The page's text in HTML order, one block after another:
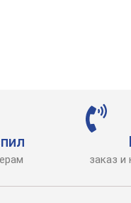
заказ и